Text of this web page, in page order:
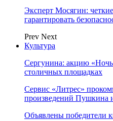
Эксперт Мосягин:
гарантировать
Prev Next
Культура
Сергунина: акцию «Ночь
столичных площадках
Сервис «Литрес»
произведений Пушкина
Объявлены победители